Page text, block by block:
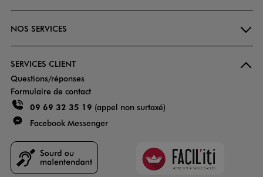
NOS SERVICES
SERVICES CLIENT
Questions/réponses
Formulaire de contact
09 69 32 35 19 (appel non surtaxé)
Facebook Messenger
Faciliti